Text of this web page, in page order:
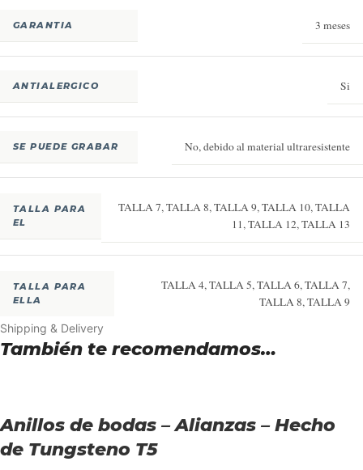
GARANTIA 3 meses
ANTIALERGICO Si
SE PUEDE GRABAR No,debido al material ultraresistente
TALLA PARA
EL
TALLA 7,TALLA 8,TALLA 9,TALLA 10,TALLA
11,TALLA 12,TALLA 13
TALLA PARA
ELLA
TALLA 4,TALLA 5,TALLA 6,TALLA 7,
TALLA 8,TALLA 9
Shipping & Delivery
También te recomendamos…
Anillos de bodas – Alianzas – Hecho
de Tungsteno T5